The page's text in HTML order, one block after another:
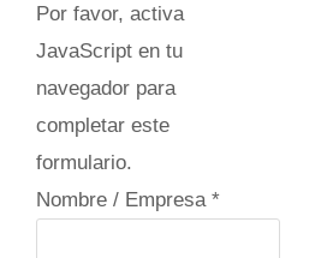
Por favor, activa
JavaScript en tu
navegador para
completar este
formulario.
o
Nombre / Empresa *